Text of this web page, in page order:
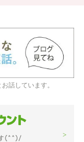
話しています。